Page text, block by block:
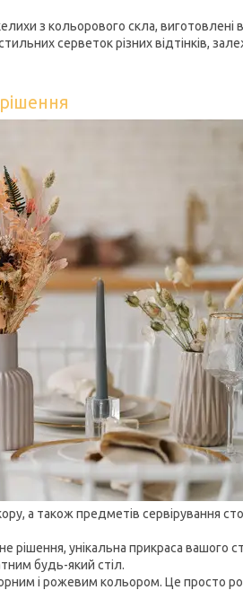
з кольорового скла, виготовлені в
серветок різних відтінків,
а також предметів сервірування
унікальна прикраса вашого
будь-який стіл.
і рожевим кольором. Це просто